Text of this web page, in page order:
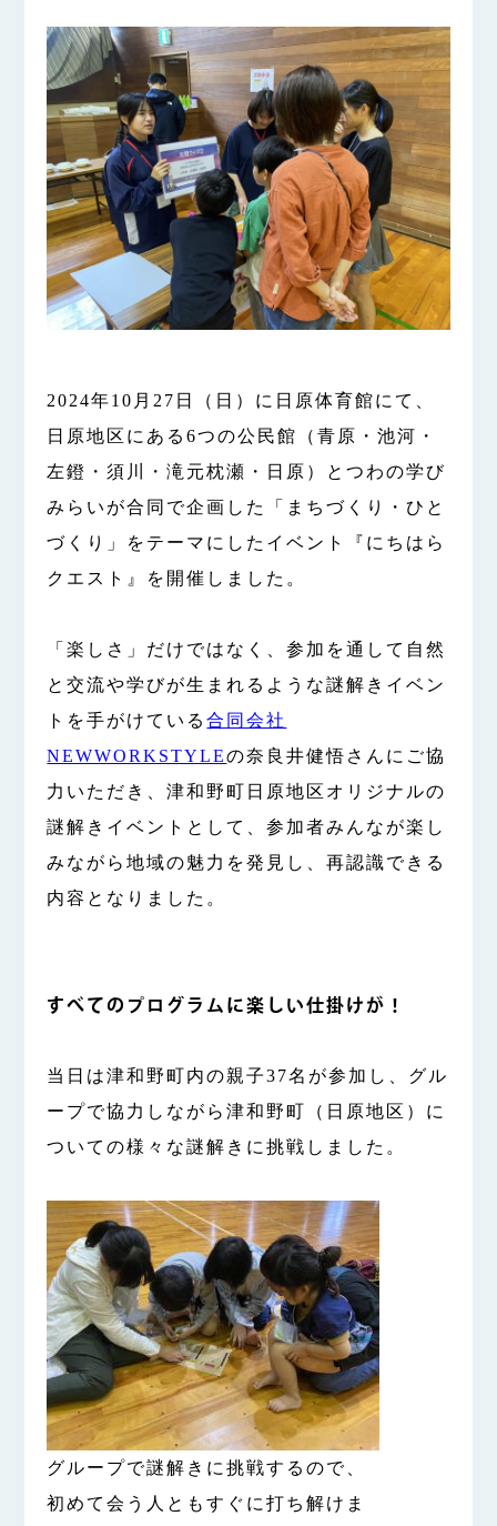
2024年10月27日（日）に日原体育館にて、
日原地区にある6つの公民館（青原・池河・
左鐙・須川・滝元枕瀬・日原）とつわの学び
みらいが合同で企画した「まちづくり・ひと
づくり」をテーマにしたイベント『にちはら
クエスト』を開催しました。
「楽しさ」だけではなく、参加を通して自然
と交流や学びが生まれるような謎解きイベン
トを手がけている合同会社
NEWWORKSTYLEの奈良井健悟さんにご協
力いただき、津和野町日原地区オリジナルの
謎解きイベントとして、参加者みんなが楽し
みながら地域の魅力を発見し、再認識できる
内容となりました。
すべてのプログラムに楽しい仕掛けが！
当日は津和野町内の親子37名が参加し、グル
ープで協力しながら津和野町（日原地区）に
ついての様々な謎解きに挑戦しました。
グループで謎解きに挑戦するので、
初めて会う人ともすぐに打ち解けま